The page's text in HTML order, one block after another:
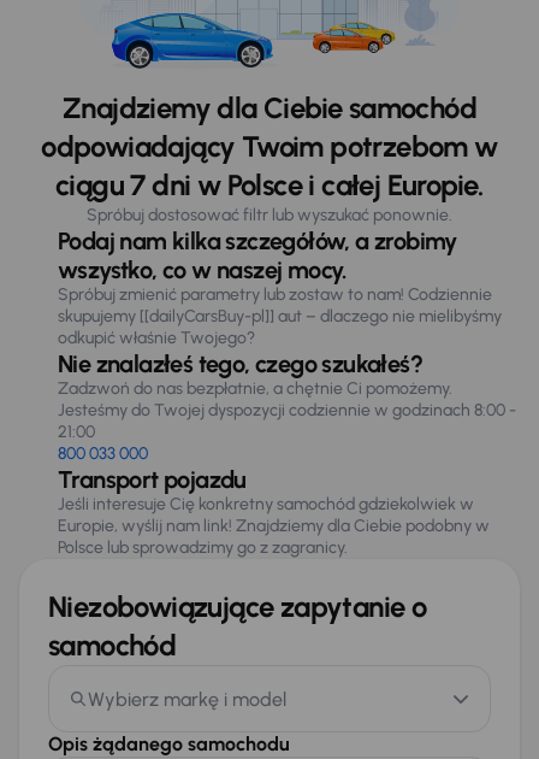
Znajdziemy dla Ciebie samochód
odpowiadający Twoim potrzebom w
ciągu 7 dni w Polsce i całej Europie.
Spróbuj dostosować filtr lub wyszukać ponownie.
Podaj nam kilka szczegółów, a zrobimy
wszystko, co w naszej mocy.
Spróbuj zmienić parametry lub zostaw to nam! Codziennie
skupujemy [[dailyCarsBuy-pl]] aut – dlaczego nie mielibyśmy
odkupić właśnie Twojego?
Nie znalazłeś tego, czego szukałeś?
Zadzwoń do nas bezpłatnie, a chętnie Ci pomożemy.
Jesteśmy do Twojej dyspozycji codziennie w godzinach 8:00 -
21:00
800 033 000
Transport pojazdu
Jeśli interesuje Cię konkretny samochód gdziekolwiek w
Europie, wyślij nam link! Znajdziemy dla Ciebie podobny w
Polsce lub sprowadzimy go z zagranicy.
Niezobowiązujące zapytanie o
samochód
Wybierz markę i model
Opis żądanego samochodu